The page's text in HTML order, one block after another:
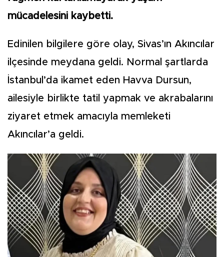
mücadelesini kaybetti.
Edinilen bilgilere göre olay, Sivas’ın Akıncılar
ilçesinde meydana geldi. Normal şartlarda
İstanbul’da ikamet eden Havva Dursun,
ailesiyle birlikte tatil yapmak ve akrabalarını
ziyaret etmek amacıyla memleketi
Akıncılar’a geldi.